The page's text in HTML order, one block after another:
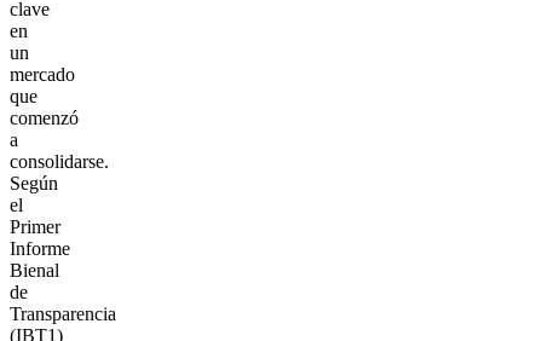
clave
en
un
mercado
que
comenzó
a
consolidarse.
Según
el
Primer
Informe
Bienal
de
Transparencia
(IBT1)